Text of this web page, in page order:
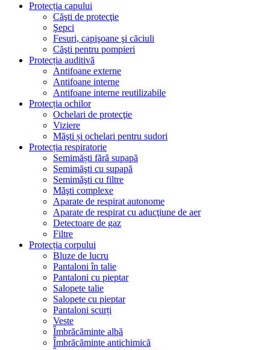
Protecția capului
Căşti de protecţie
Şepci
Fesuri, capişoane şi căciuli
Căşti pentru pompieri
Protecția auditivă
Antifoane externe
Antifoane interne
Antifoane interne reutilizabile
Protecția ochilor
Ochelari de protecţie
Viziere
Măşti și ochelari pentru sudori
Protecția respiratorie
Semimăști fără supapă
Semimăşti cu supapă
Semimăşti cu filtre
Măşti complexe
Aparate de respirat autonome
Aparate de respirat cu aducţiune de aer
Detectoare de gaz
Filtre
Protecția corpului
Bluze de lucru
Pantaloni în talie
Pantaloni cu pieptar
Salopete talie
Salopete cu pieptar
Pantaloni scurți
Veste
Îmbrăcăminte albă
Îmbrăcăminte antichimică